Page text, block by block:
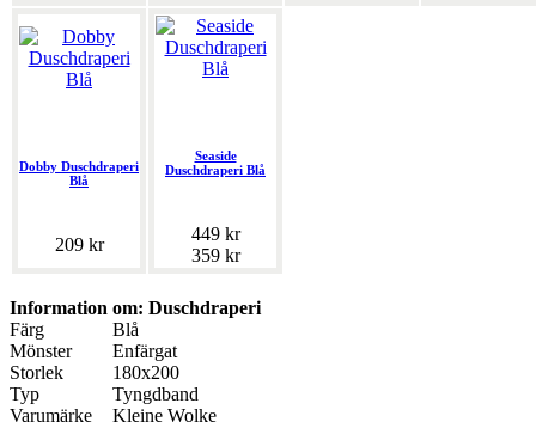
Dobby Duschdraperi
Blå
209 kr
Seaside
Duschdraperi Blå
449 kr
359 kr
Information om: Duschdraperi
Färg
Blå
Mönster
Enfärgat
Storlek
180x200
Typ
Tyngdband
Varumärke
Kleine Wolke